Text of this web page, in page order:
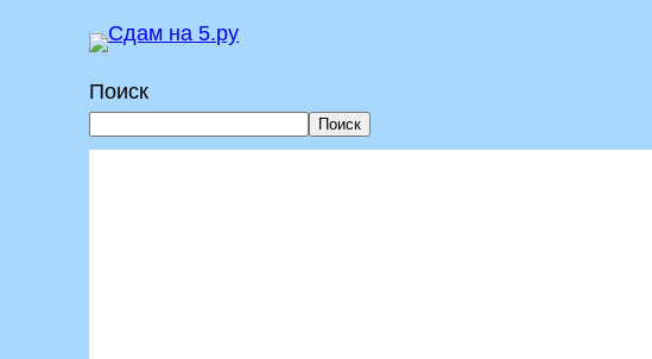
Перейти
к
содержимому
Поиск
Поиск